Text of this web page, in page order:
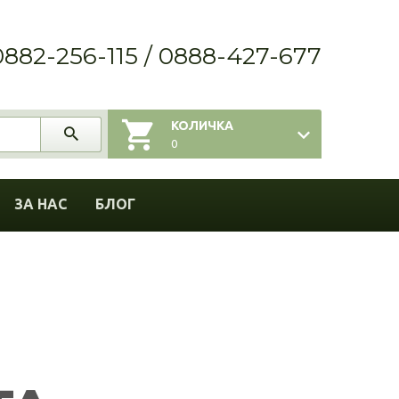
256-115 / 0888-427-677
КОЛИЧКА
0
ЗА НАС БЛОГ